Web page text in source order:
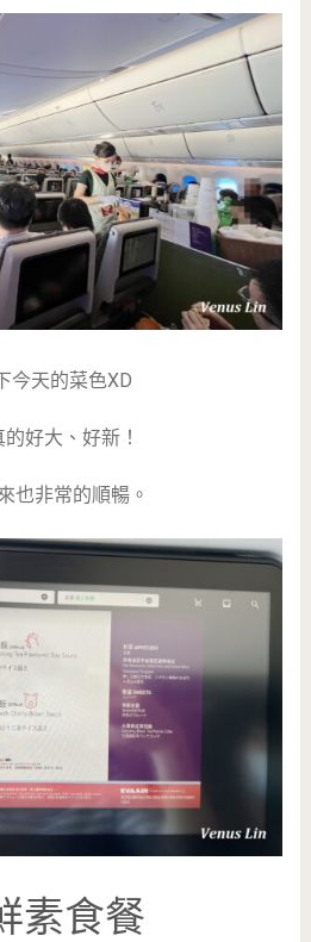
今天的菜色XD
好大、好新！
也非常的順暢。
素食餐